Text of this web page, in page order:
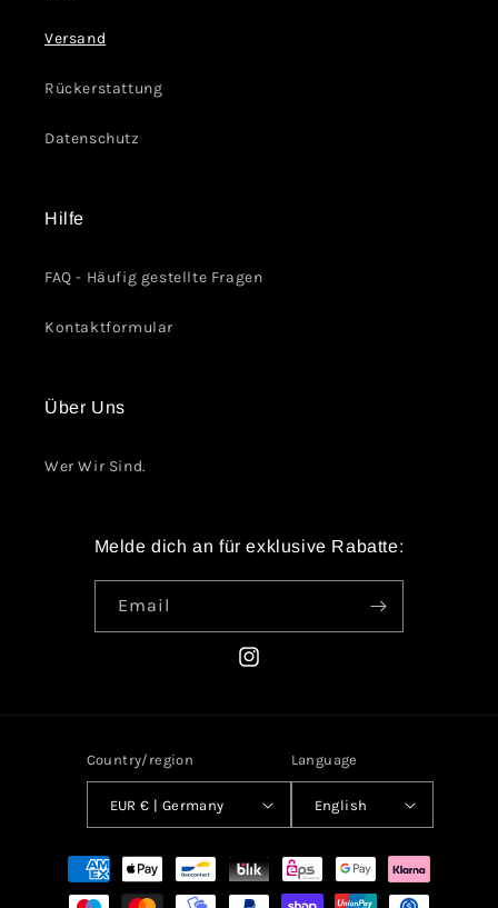
Versand
Rückerstattung
Datenschutz
Hilfe
FAQ - Häufig gestellte Fragen
Kontaktformular
Über Uns
Wer Wir Sind.
Melde dich an für exklusive Rabatte:
Email
Instagram
Country/region
EUR € | Germany
Language
English
Payment
methods